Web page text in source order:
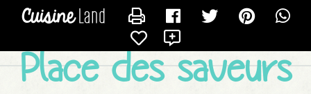
Place des saveurs
CONTACTER GUSTAVO